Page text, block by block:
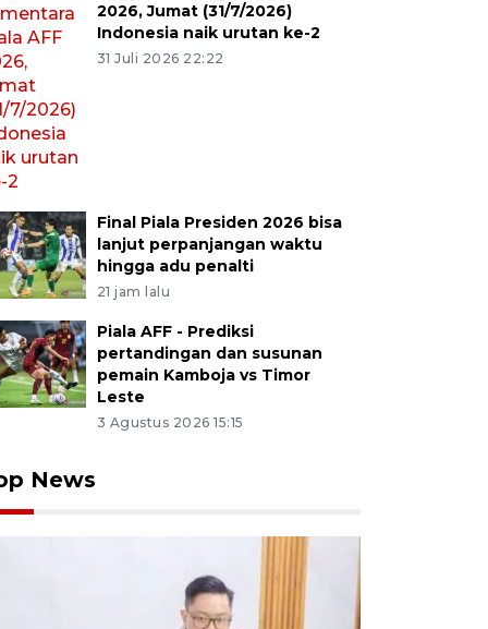
2026, Jumat (31/7/2026)
Indonesia naik urutan ke-2
31 Juli 2026 22:22
Final Piala Presiden 2026 bisa
lanjut perpanjangan waktu
hingga adu penalti
21 jam lalu
Piala AFF - Prediksi
pertandingan dan susunan
pemain Kamboja vs Timor
Leste
3 Agustus 2026 15:15
News